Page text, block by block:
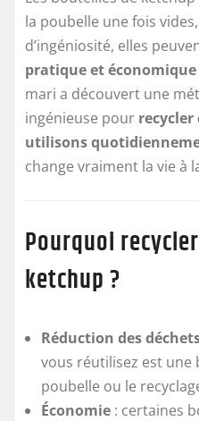
la poubelle une fois
d’ingéniosité, elles
pratique et économique
mari a découvert une
ingénieuse pour recycler
utilisons
change vraiment la vie à
Pourquoi
ketchup ?
Réduction des
vous réutilisez est une
poubelle ou le
Économie : certaines